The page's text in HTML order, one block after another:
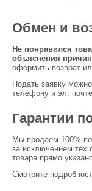
Обмен и
Не понравился
объяснения
оформить возврат
Подать заявку
телефону и эл.
Гарантии
Мы продаем 100%
за исключением тех
товара прямо
Смотрите